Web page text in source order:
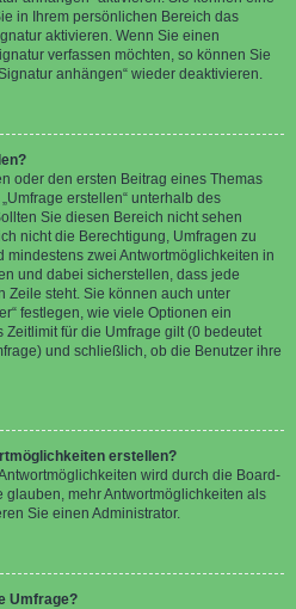
in Ihrem persönlichen Bereich das
aktivieren. Wenn Sie einen
verfassen möchten, so können Sie
anhängen“ wieder deaktivieren.
oder den ersten Beitrag eines Themas
erstellen“ unterhalb des
Sie diesen Bereich nicht sehen
nicht die Berechtigung, Umfragen zu
zwei Antwortmöglichkeiten in
und dabei sicherstellen, dass jede
Zeile steht. Sie können auch unter
festlegen, wie viele Optionen ein
für die Umfrage gilt (0 bedeutet
und schließlich, ob die Benutzer ihre
erstellen?
wird durch die Board-
mehr Antwortmöglichkeiten als
Sie einen Administrator.
Umfrage?